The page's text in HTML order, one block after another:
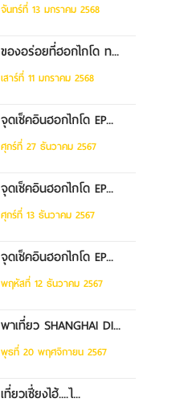
จันทร์ที่ 13 มกราคม 2568
ของอร่อยที่ฮอกไกโด ท...
เสาร์ที่ 11 มกราคม 2568
จุดเช็คอินฮอกไกโด EP...
ศุกร์ที่ 27 ธันวาคม 2567
จุดเช็คอินฮอกไกโด EP...
ศุกร์ที่ 13 ธันวาคม 2567
จุดเช็คอินฮอกไกโด EP...
พฤหัสที่ 12 ธันวาคม 2567
พาเที่ยว SHANGHAI DI...
พุธที่ 20 พฤศจิกายน 2567
เที่ยวเซี่ยงไฮ้....ไ...